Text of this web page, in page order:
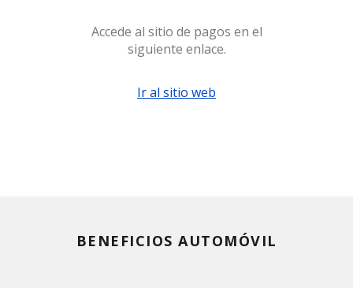
Accede al sitio de pagos en el
siguiente enlace.
Ir al sitio web
BENEFICIOS AUTOMÓVIL